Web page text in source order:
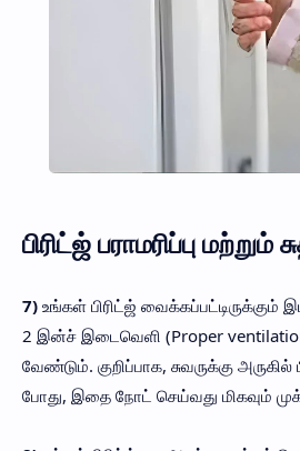
பிரிட்ஜ் பராமரிப்பு
7) உங்கள் பிரிட்ஜ் வைக்கப்பட்டிருக்கும்
2 இன்ச் இடைவெளி (Proper
வேண்டும். குறிப்பாக, சுவருக்கு
போது, இதை நோட் செய்வது மிகவும்